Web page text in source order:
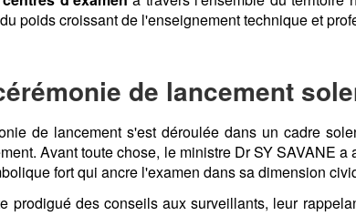
poids croissant de l'enseignement technique et
de lancement
de lancement s'est déroulée dans un cadre
Avant toute chose, le ministre Dr SY SAVANE
fort qui ancre l'examen dans sa dimension
prodigué des conseils aux surveillants, leur